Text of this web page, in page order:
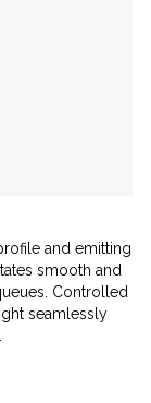
and emitting
smooth and
Controlled
seamlessly